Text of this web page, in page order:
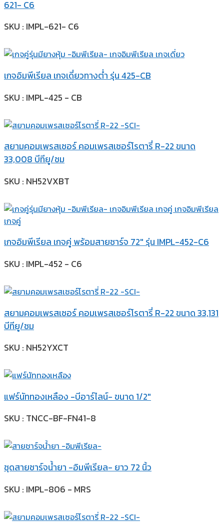
621- C6
SKU : IMPL-621- C6
เกจอิมพีเรียล เกจเดี่ยวทางต่ำ รุ่น 425-CB
SKU : IMPL-425 - CB
สยามคอมเพรสเซอร์ คอมเพรสเซอร์โรตารี่ R-22 ขนาด
33,008 บีทียู/ชม
SKU : NH52VXBT
เกจอิมพีเรียล เกจคู่ พร้อมสายชาร์จ 72″ รุ่น IMPL-452-C6
SKU : IMPL-452 - C6
สยามคอมเพรสเซอร์ คอมเพรสเซอร์โรตารี่ R-22 ขนาด 33,131
บีทียู/ชม
SKU : NH52YXCT
แฟร์นัททองเหลือง -บีอาร์ไลน์- ขนาด 1/2″
SKU : TNCC-BF-FN41-8
ชุดสายชาร์จน้ำยา -อิมพีเรียล- ยาว 72 นิ้ว
SKU : IMPL-806 - MRS